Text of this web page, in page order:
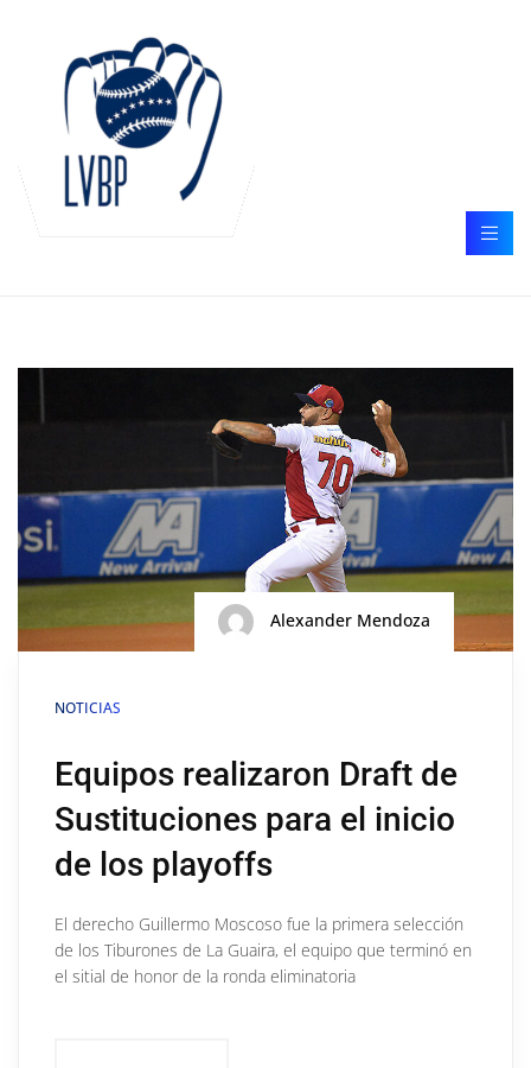
Alexander Mendoza
NOTICIAS
Equipos realizaron Draft de
Sustituciones para el inicio
de los playoffs
El derecho Guillermo Moscoso fue la primera selección
de los Tiburones de La Guaira, el equipo que terminó en
el sitial de honor de la ronda eliminatoria